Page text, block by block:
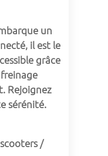
un
il est le
grâce
Rejoignez
sérénité.
/